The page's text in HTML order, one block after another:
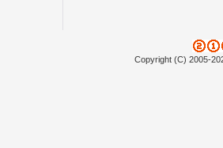
Copyright (C) 2005-